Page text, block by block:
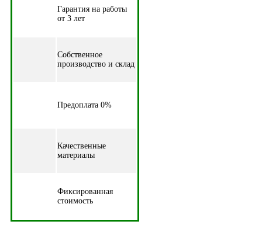
Гарантия на работы
от 3 лет
Собственное
производство и склад
Предоплата 0%
Качественные
материалы
Фиксированная
стоимость